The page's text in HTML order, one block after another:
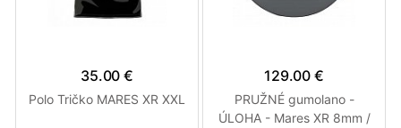
35.00 €
Polo Tričko MARES XR XXL
129.00 €
PRUŽNÉ gumolano -
ÚLOHA - Mares XR 8mm /